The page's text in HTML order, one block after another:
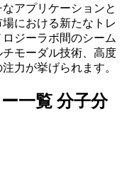
アプリケーションと
における新たなトレ
ジーラボ間のシーム
モーダル技術、高度
力が挙げられます。
一覧 分子分